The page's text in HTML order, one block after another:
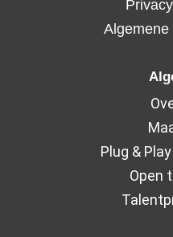
Algemene
Plug &
Open